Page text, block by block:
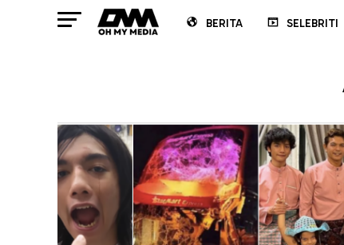
BERITA SELEBRITI